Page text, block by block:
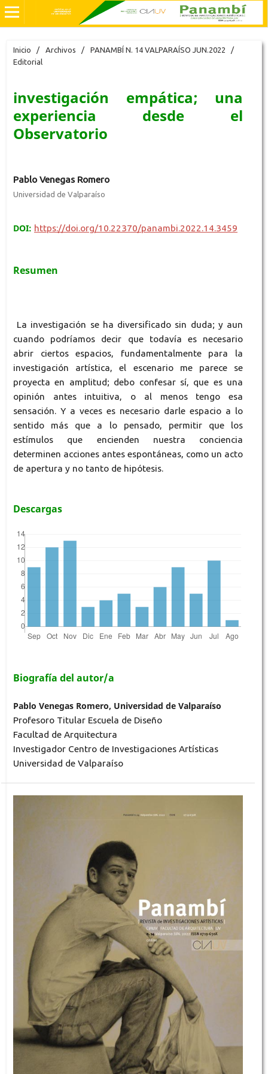
Inicio / Archivos / PANAMBÍ N. 14 VALPARAÍSO JUN.2022
/
Editorial
investigación empática; una
experiencia desde el
Observatorio
Pablo Venegas Romero
Universidad de Valparaíso
DOI: https://doi.org/10.22370/panambi.2022.14.3459
Resumen
La investigación se ha diversificado sin duda; y aun
cuando podríamos decir que todavía es necesario
abrir ciertos espacios, fundamentalmente para la
investigación artística, el escenario me parece se
proyecta en amplitud; debo confesar sí, que es una
opinión antes intuitiva, o al menos tengo esa
sensación. Y a veces es necesario darle espacio a lo
sentido más que a lo pensado, permitir que los
estímulos que encienden nuestra conciencia
determinen acciones antes espontáneas, como un acto
de apertura y no tanto de hipótesis.
Descargas
Biografía del autor/a
Pablo Venegas Romero, Universidad de Valparaíso
Profesoro Titular Escuela de Diseño
Facultad de Arquitectura
Investigador Centro de Investigaciones Artísticas
Universidad de Valparaíso